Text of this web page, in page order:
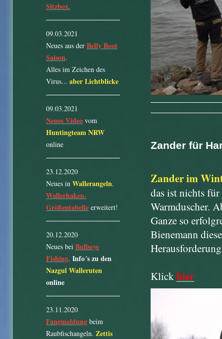
Zander für
Zander im
das ist nichts
Warmduscher.
Ganze so
Bienemann
Klickhier
Sitzbox.
09.03.2021
Neues aus der Belly Boot
Saison.
Alles im Zeichen des
Virus... aber Lichtblicke
09.03.2021
Neues Video vom
Huntingteam NRW
online
23.12.2020
Neues in Wallerangeln.
Wallerhaken-
Größentabelle erweitert!
20.12.2020
Neues bei Bullseye
Fishing. Info´s zu den
Nazgul Walleruten
online
23.11.2020
Fangmeldung beim
Raubfischangeln. Zettis